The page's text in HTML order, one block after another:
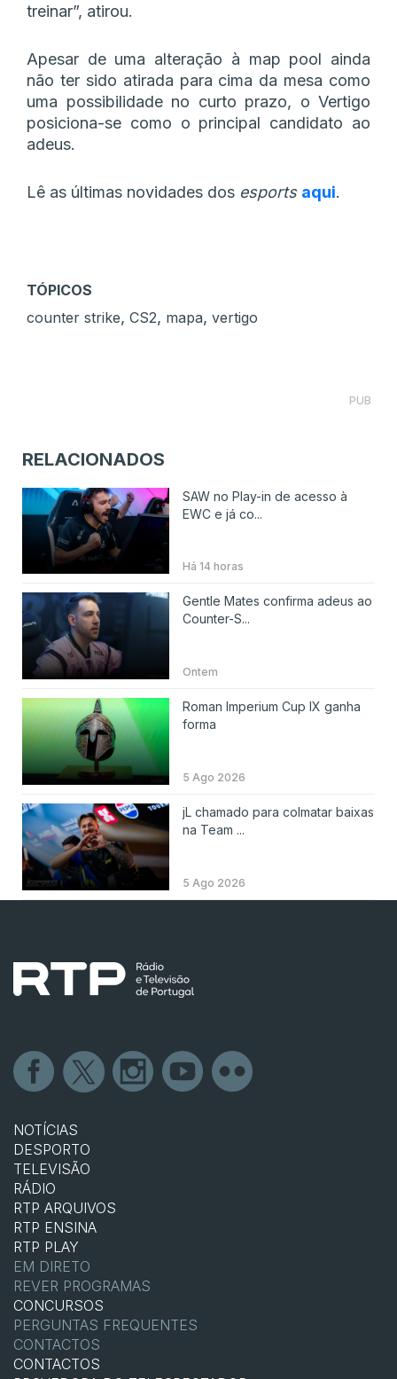
treinar”, atirou.
Apesar de uma alteração à map pool ainda
não ter sido atirada para cima da mesa como
uma possibilidade no curto prazo, o Vertigo
posiciona-se como o principal candidato ao
adeus.
Lê as últimas novidades dos esports aqui.
TÓPICOS
counter strike, CS2, mapa, vertigo
PUB
RELACIONADOS
SAW no Play-in de acesso à
EWC e já co...
Há 14 horas
Gentle Mates confirma adeus ao
Counter-S...
Ontem
Roman Imperium Cup IX ganha
forma
5 Ago 2026
jL chamado para colmatar baixas
na Team ...
5 Ago 2026
NOTÍCIAS
DESPORTO
TELEVISÃO
RÁDIO
RTP ARQUIVOS
RTP ENSINA
RTP PLAY
EM DIRETO
REVER PROGRAMAS
CONCURSOS
PERGUNTAS FREQUENTES
CONTACTOS
CONTACTOS